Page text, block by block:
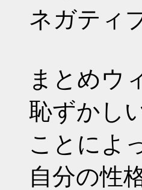
ネガティ
まとめウ
恥ずかし
ことによ
自分の性